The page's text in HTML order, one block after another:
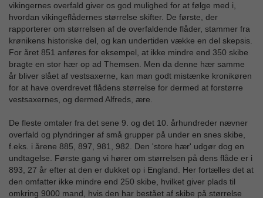
vikingernes overfald giver os god mulighed for at følge med i,
hvordan vikingeflådernes størrelse skifter. De første, der
rapporterer om størrelsen af de overfaldende flåder, stammer fra
krønikens historiske del, og kan undertiden vække en del skepsis.
For året 851 anføres for eksempel, at ikke mindre end 350 skibe
bragte en stor hær op ad Themsen. Men da denne hær samme
år bliver slået af vestsaxerne, kan man godt mistænke kronikøren
for at have overdrevet flådens størrelse for dermed at forstørre
vestsaxernes, og dermed Alfreds, ære.
De fleste omtaler fra det sene 9. og det 10. århundreder nævner
overfald og plyndringer af små grupper på under en snes skibe,
f.eks. i årene 885, 897, 981, 982. Den 'store hær' udgør dog en
undtagelse. Første gang vi hører om størrelsen på dens flåde er i
893, 27 år efter at den er dukket op i England. Her fortælles det at
den omfatter ikke mindre end 250 skibe, hvilket giver plads til
omkring 9000 mand, hvis den har bestået af skibe på størrelse